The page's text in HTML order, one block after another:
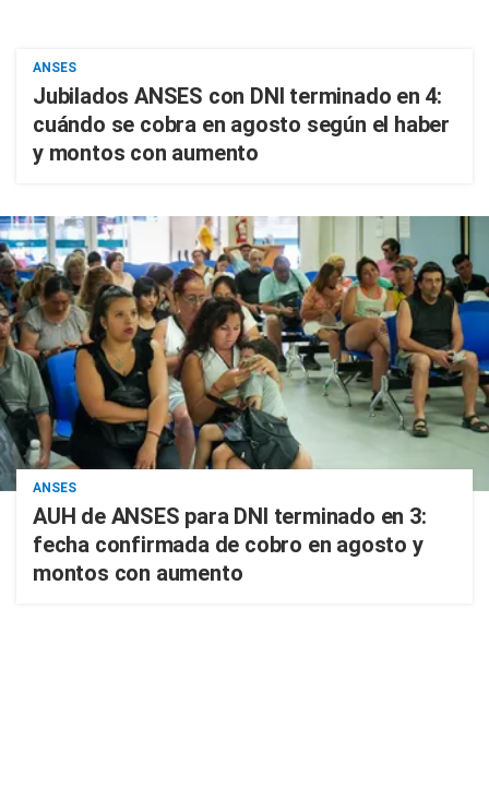
ANSES
Jubilados ANSES con DNI terminado en 4:
cuándo se cobra en agosto según el haber
y montos con aumento
ANSES
AUH de ANSES para DNI terminado en 3:
fecha confirmada de cobro en agosto y
montos con aumento